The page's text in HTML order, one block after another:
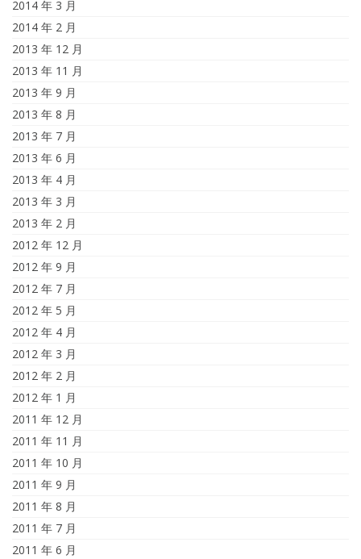
2014 年 3 月
2014 年 2 月
2013 年 12 月
2013 年 11 月
2013 年 9 月
2013 年 8 月
2013 年 7 月
2013 年 6 月
2013 年 4 月
2013 年 3 月
2013 年 2 月
2012 年 12 月
2012 年 9 月
2012 年 7 月
2012 年 5 月
2012 年 4 月
2012 年 3 月
2012 年 2 月
2012 年 1 月
2011 年 12 月
2011 年 11 月
2011 年 10 月
2011 年 9 月
2011 年 8 月
2011 年 7 月
2011 年 6 月